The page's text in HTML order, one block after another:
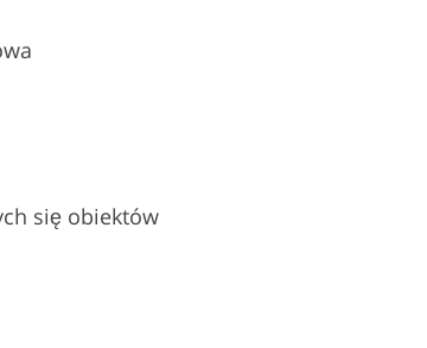
się obiektów